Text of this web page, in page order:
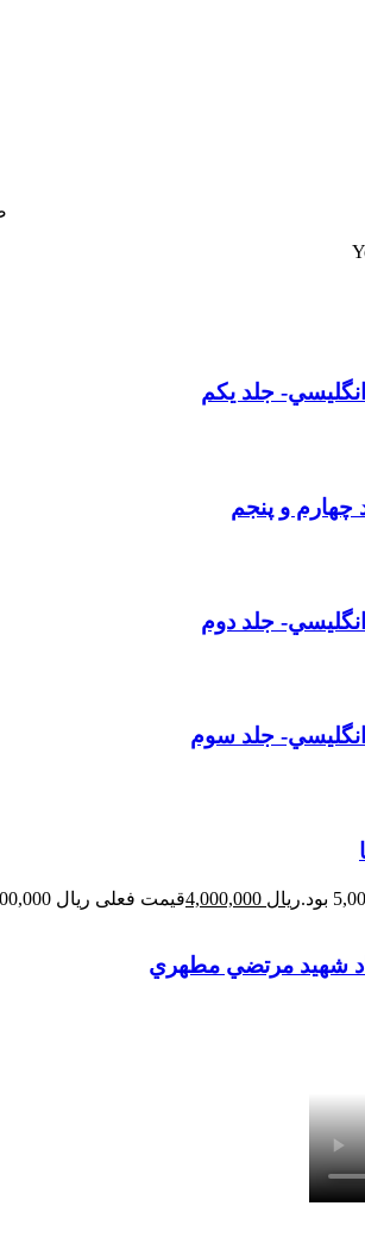
جلد يكم
چهارم و پنجم
جلد دوم
جلد سوم
ریال قیمت فعلی ریال 4,000,000 است.
شهيد مرتضي مطهري